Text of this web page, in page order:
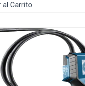
al Carrito